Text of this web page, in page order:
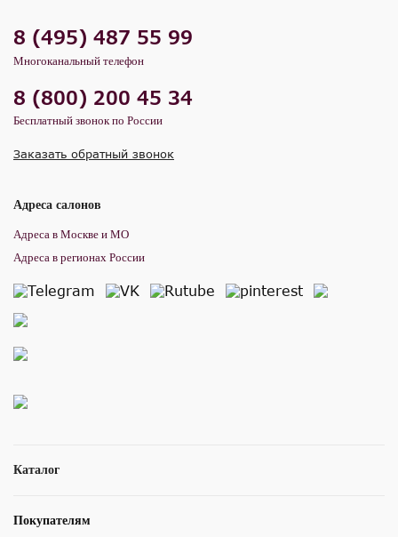
Каталог
Покупателям
8 (495) 487 55 99
Многоканальный телефон
8 (800) 200 45 34
Бесплатный звонок по России
Заказать обратный звонок
Адреса салонов
Адреса в Москве и МО
Адреса в регионах России